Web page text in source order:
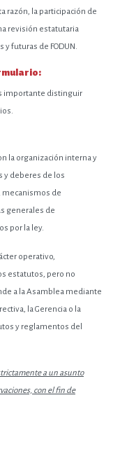
razón, la participación de
revisión estatutaria
futuras de FODUN.
importante distinguir
la organización interna y
y deberes de los
mecanismos de
generales de
por la ley.
operativo,
estatutos, pero no
a la Asamblea mediante
la Gerencia o la
y reglamentos del
a un asunto
con el fin de